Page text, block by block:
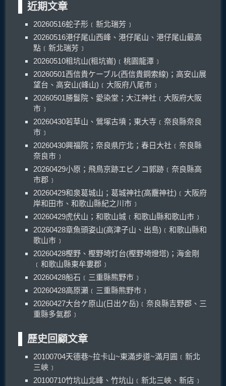
近期文章
20260516蛇子形﹝新北瑞芳﹞
20260516港仔尾山西峰、港仔尾山、港仔尾山最高
點﹝新北瑞芳﹞
20260510粗坑山(粗坑崙)﹝桃園龍潭﹞
20260501西信貴ケーブル(西信貴鋼索線)；高安山展
望台、高安山(峰山)﹝大阪府八尾市﹞
20260501勝鬘院、愛染堂；大江神社﹝大阪府大阪
市﹞
20260430若草山、鶯塚古墳；東大寺﹝奈良縣奈良
市﹞
20260430興福院；奈良県庁北；春日大社﹝奈良縣
奈良市﹞
20260429小原；飛鳥京跡エビノコ郭跡﹝奈良縣高
市郡﹞
20260429和泉葛城山；葛城神社(高龗神社)﹝大阪府
岸和田市、和歌山縣紀之川市﹞
20260429虎伏山；和歌山城﹝和歌山縣和歌山市﹞
20260428章魚頭姿山(高津子山、出島)﹝和歌山縣和
歌山市﹞
20260428樫野、樫野埼灯台(樫野埼燈塔)；海金剛
﹝和歌山縣東牟婁郡﹞
20260428船石﹝三重縣熊野市﹞
20260428高原瀬﹝三重縣熊野市﹞
20260427大台ケ原山(日出ケ岳)﹝奈良縣吉野郡、三
重縣多氣郡﹞
歷史回顧文章
20100704天德巷~拉卡山~東滿步道~滿月圓﹝新北
三峽﹞
20100710竹坑山北峰、竹坑山﹝新北三峽、新店﹞